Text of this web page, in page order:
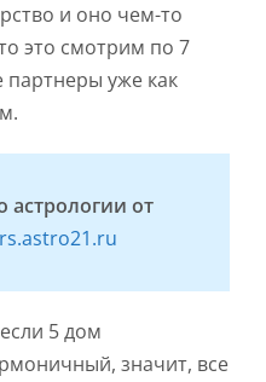
и оно чем-то
это смотрим по 7
партнеры уже как
астрологии от
5 дом
значит, все